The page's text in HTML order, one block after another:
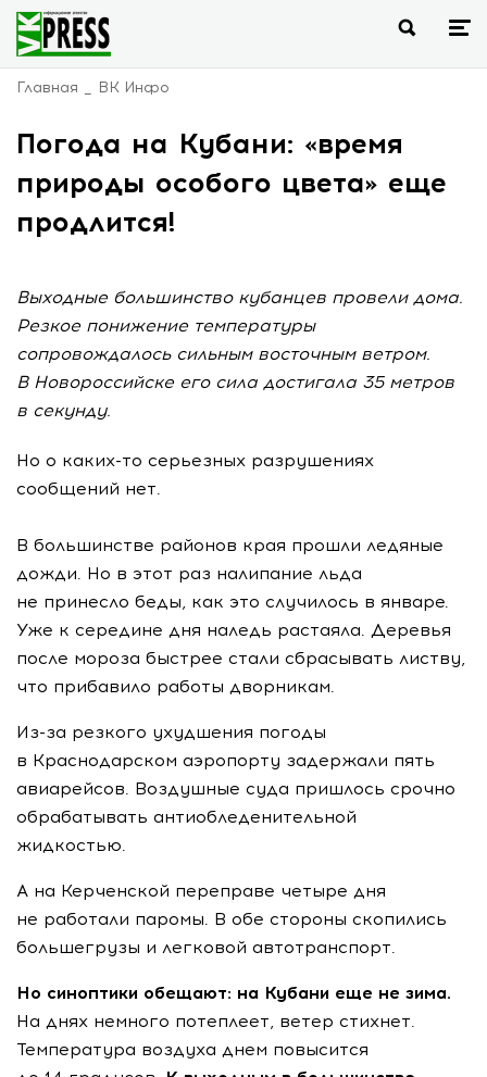
Главная ВК Инфо
Погода на Кубани: «время
природы особого цвета» еще
продлится!
Выходные большинство кубанцев провели дома.
Резкое понижение температуры
сопровождалось сильным восточным ветром.
В Новороссийске его сила достигала 35 метров
в секунду.
Но о каких-то серьезных разрушениях
сообщений нет.
В большинстве районов края прошли ледяные
дожди. Но в этот раз налипание льда
не принесло беды, как это случилось в январе.
Уже к середине дня наледь растаяла. Деревья
после мороза быстрее стали сбрасывать листву,
что прибавило работы дворникам.
Из-за резкого ухудшения погоды
в Краснодарском аэропорту задержали пять
авиарейсов. Воздушные суда пришлось срочно
обрабатывать антиобледенительной
жидкостью.
А на Керченской переправе четыре дня
не работали паромы. В обе стороны скопились
большегрузы и легковой автотранспорт.
Но синоптики обещают: на Кубани еще не зима.
На днях немного потеплеет, ветер стихнет.
Температура воздуха днем повысится